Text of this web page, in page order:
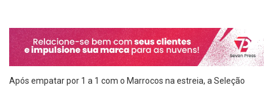
Após empatar por 1 a 1 com o Marrocos na estreia, a Seleção